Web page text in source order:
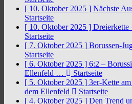
[ 10. Oktober 2025 ] Nächste
Startseite
[ 10. Oktober 2025 ] Dreierkette
Startseite
[ 7. Oktober 2025 ] Borussen-
Startseite
[ 6. Oktober 2025 ] 6:2 –
Ellenfeld …
Startseite
[ 5. Oktober 2025 ] 3er-Kette
dem Ellenfeld
Startseite
[ 4. Oktober 2025 ] Den Trend